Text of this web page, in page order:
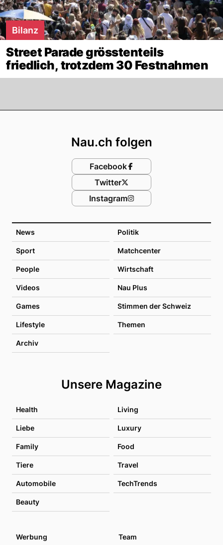
Bilanz
Street Parade grösstenteils
friedlich, trotzdem 30 Festnahmen
News Politik
Sport Matchcenter
People Wirtschaft
Videos Nau Plus
Games Stimmen der Schweiz
Lifestyle Themen
Archiv
Unsere Magazine
Health Living
Liebe Luxury
Family Food
Tiere Travel
Automobile TechTrends
Beauty
Nau.ch folgen
Facebook
Twitter
Instagram
Werbung Team